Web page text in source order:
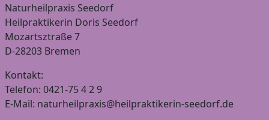
Naturheilpraxis Seedorf
Heilpraktikerin Doris Seedorf
Mozartsztraße 7
D-28203 Bremen
Kontakt:
Telefon: 0421-75 4 2 9
E-Mail: naturheilpraxis@heilpraktikerin-seedorf.de